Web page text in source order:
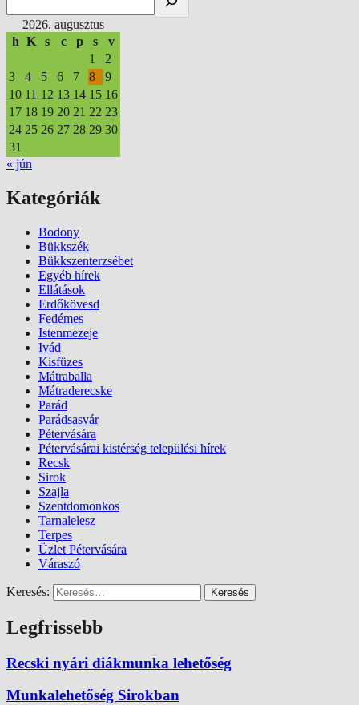
2026. augusztus
h K s c p s
v
1
2
3
4 5 6 7 8
9
10 11 12 13 14 15 16
17 18 19 20 21 22 23
24 25 26 27 28 29 30
31
« jún
Kategóriák
Bodony
Bükkszék
Bükkszenterzsébet
Egyéb hírek
Ellátások
Erdőkövesd
Fedémes
Istenmezeje
Ivád
Kisfüzes
Mátraballa
Mátraderecske
Parád
Parádsasvár
Pétervására
Pétervásárai kistérség települési hírek
Recsk
Sirok
Szajla
Szentdomonkos
Tarnalelesz
Terpes
Üzlet Pétervására
Váraszó
Keresés:
Legfrissebb
Recski nyári diákmunka lehetőség
Munkalehetőség Sirokban